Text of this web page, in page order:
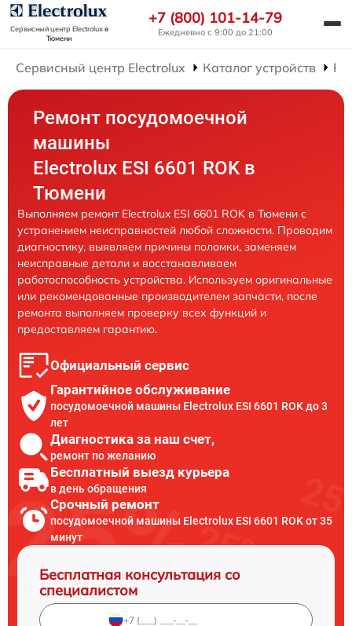
Сервисный центр Electroluxв
Тюмени
+7 (800) 101-14-79
Ежедневно с 9:00 до 21:00
Сервисный центр Electrolux Каталог устройств
Ремонт посудомоечной
машины
Electrolux ESI 6601 ROK в
Тюмени
Выполняем ремонт Electrolux ESI 6601 ROK в Тюмени с
устранением неисправностей любой сложности. Проводим
диагностику, выявляем причины поломки, заменяем
неисправные детали и восстанавливаем
работоспособность устройства. Используем оригинальные
или рекомендованные производителем запчасти, после
ремонта выполняем проверку всех функций и
предоставляем гарантию.
Официальный сервис
Гарантийное обслуживание
посудомоечной машины Electrolux ESI 6601 ROK до 3
лет
Диагностика за наш счет,
ремонт по желанию
Бесплатный выезд курьера
в день обращения
Срочный ремонт
посудомоечной машины Electrolux ESI 6601 ROK от 35
минут
Бесплатная консультация со
специалистом